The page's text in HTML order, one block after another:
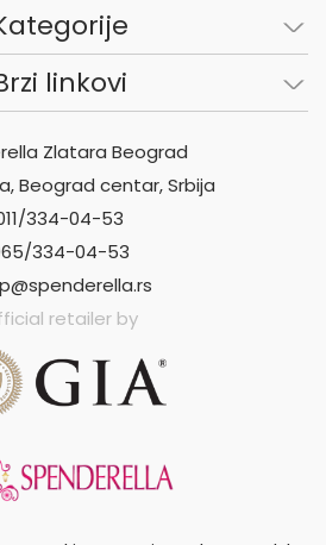
linkovi
Zlatara Beograd
Beograd centar, Srbija
334-04-53
334-04-53
retailer by